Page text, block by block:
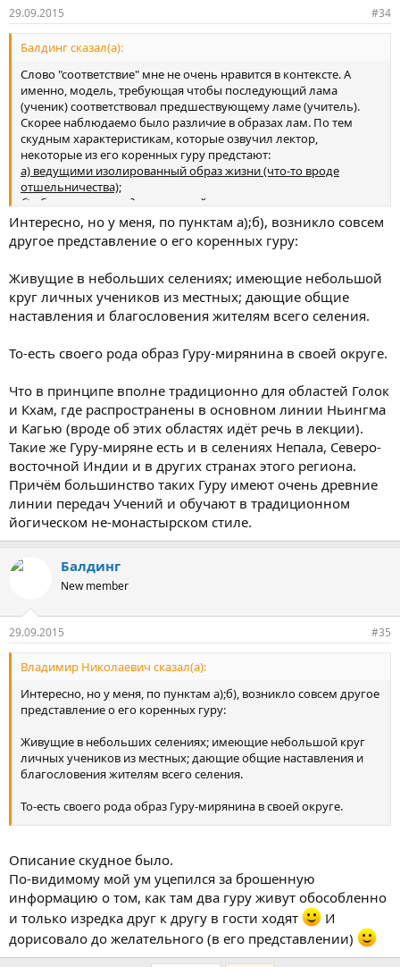
29.09.2015 #34
Балдинг сказал(а):
Слово "соответствие" мне не очень нравится в контексте. А
именно, модель, требующая чтобы последующий лама
(ученик) соответствовал предшествующему ламе (учитель).
Скорее наблюдаемо было различие в образах лам. По тем
скудным характеристикам, которые озвучил лектор,
некоторые из его коренных гуру предстают:
а) ведущими изолированный образ жизни (что-то вроде
отшельничества);
б) образ жизни, предполагающий развитую степень
оставления мирских обыкновений (заинтересованностей,
вовлеченностей);
в) простота быта (бытия).
Интересно, но у меня, по пунктам а);б), возникло совсем
другое представление о его коренных гуру:
Живущие в небольших селениях; имеющие небольшой
круг личных учеников из местных; дающие общие
наставления и благословения жителям всего селения.
То-есть своего рода образ Гуру-мирянина в своей округе.
Что в принципе вполне традиционно для областей Голок
и Кхам, где распространены в основном линии Ньингма
и Кагью (вроде об этих областях идёт речь в лекции).
Такие же Гуру-миряне есть и в селениях Непала, Северо-
восточной Индии и в других странах этого региона.
Причём большинство таких Гуру имеют очень древние
линии передач Учений и обучают в традиционном
йогическом не-монастырском стиле.
Балдинг
New member
29.09.2015 #35
Владимир Николаевич сказал(а):
Интересно, но у меня, по пунктам а);б), возникло совсем другое
представление о его коренных гуру:
Живущие в небольших селениях; имеющие небольшой круг
личных учеников из местных; дающие общие наставления и
благословения жителям всего селения.
То-есть своего рода образ Гуру-мирянина в своей округе.
Кхам, где распространены в основном линии Ньингма и Кагью
(вроде об этих областях идёт речь в лекции). Такие же Гуру-
миряне есть и в селениях Непала, Северо-восточной Индии и в
других странах этого региона. Причём большинство таких Гуру
имеют очень древние линии передач Учений и обучают в
традиционном йогическом не-монастырском стиле.
Описание скудное было.
По-видимому мой ум уцепился за брошенную
информацию о том, как там два гуру живут обособленно
и только изредка друг к другу в гости ходят
И
дорисовало до желательного (в его представлении)